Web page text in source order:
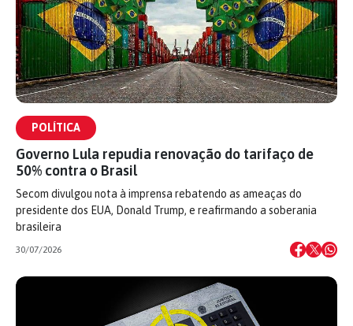
POLÍTICA
Governo Lula repudia renovação do tarifaço de
50% contra o Brasil
Secom divulgou nota à imprensa rebatendo as ameaças do
presidente dos EUA, Donald Trump, e reafirmando a soberania
brasileira
30/07/2026